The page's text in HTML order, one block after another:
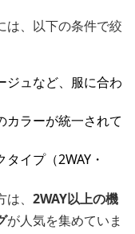
は、以下の条件で絞
ジュなど、服に合わ
カラーが統一されて
イプ（2WAY・
、 2WAY以上の機
が人気を集めていま